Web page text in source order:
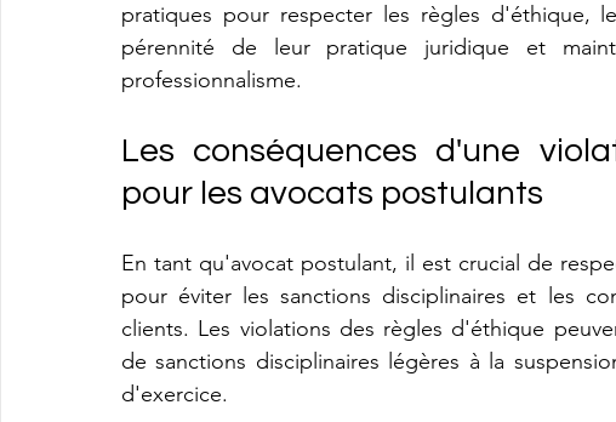
pratiques pour respecter les règles d'éthique,
pérennité de leur pratique juridique et
professionnalisme.
Les conséquences d'une
pour les avocats postulants
En tant qu'avocat postulant, il est crucial de
pour éviter les sanctions disciplinaires et les
clients. Les violations des règles d'éthique
de sanctions disciplinaires légères à la
d'exercice.